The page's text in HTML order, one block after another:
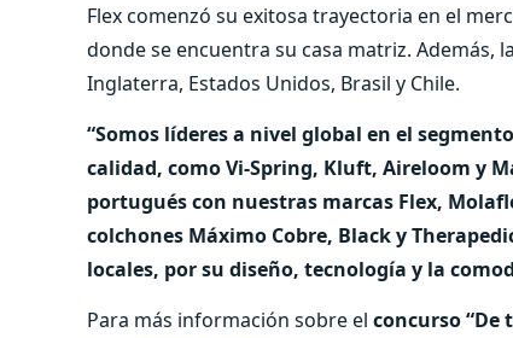
Flex comenzó su exitosa trayectoria en el
donde se encuentra su casa matriz. Además,
Inglaterra, Estados Unidos, Brasil y Chile.
“Somos líderes a nivel global en el
calidad, como Vi-Spring, Kluft, Aireloom y
portugués con nuestras marcas Flex,
colchones Máximo Cobre, Black y
locales, por su diseño, tecnología y la
Para más información sobre el concurso “De